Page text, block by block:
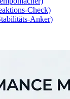
Check)
Anker)